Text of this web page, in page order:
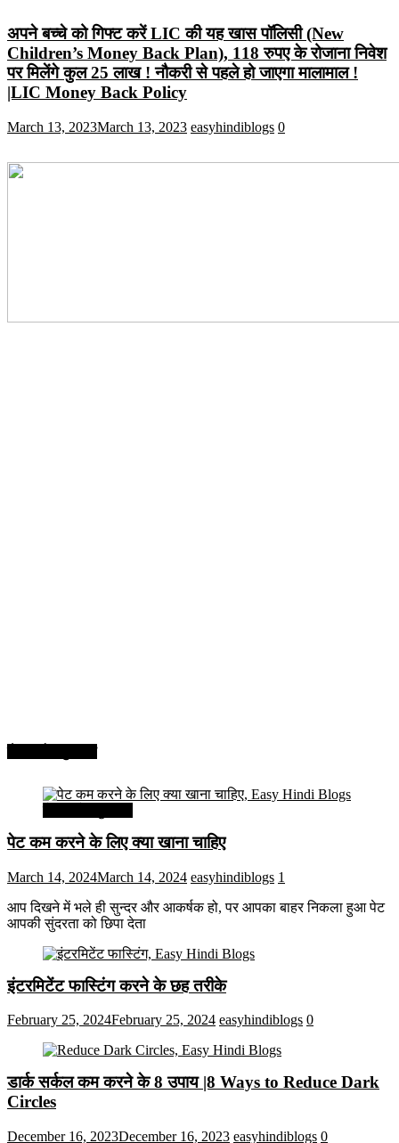
अपने बच्चे को गिफ्ट करें LIC की यह खास पॉलिसी (New
Children’s Money Back Plan), 118 रुपए के रोजाना निवेश
पर मिलेंगे कुल 25 लाख ! नौकरी से पहले हो जाएगा मालामाल !
|LIC Money Back Policy
March 13, 2023March 13, 2023 easyhindiblogs 0
पेट कम करने के लिए क्या खाना चाहिए
March 14, 2024March 14, 2024 easyhindiblogs 1
आप दिखने में भले ही सुन्दर और आकर्षक हो, पर आपका बाहर निकला हुआ पेट
आपकी सुंदरता को छिपा देता
इंटरमिटेंट फास्टिंग करने के छह तरीके
February 25, 2024February 25, 2024 easyhindiblogs 0
डार्क सर्कल कम करने के 8 उपाय |8 Ways to Reduce Dark
Circles
December 16, 2023December 16, 2023 easyhindiblogs 0